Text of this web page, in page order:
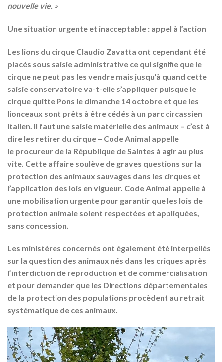
nouvelle vie. »
Une situation urgente et inacceptable : appel à l’action
Les lions du cirque Claudio Zavatta ont cependant été
placés sous saisie administrative ce qui signifie que le
cirque ne peut pas les vendre mais jusqu’à quand cette
saisie conservatoire va-t-elle s’appliquer puisque le
cirque quitte Pons le dimanche 14 octobre et que les
lionceaux sont prêts à être cédés à un parc circassien
italien. Il faut une saisie matérielle des animaux – c’est à
dire les retirer du cirque – Code Animal appelle
le procureur de la République de Saintes à agir au plus
vite. Cette affaire soulève de graves questions sur la
protection des animaux sauvages dans les cirques et
l’application des lois en vigueur. Code Animal appelle à
une mobilisation urgente pour garantir que les lois de
protection animale soient respectées et appliquées,
sans concession.
Les ministères concernés ont également été interpellés
sur la question des animaux nés dans les criques après
l’interdiction de reproduction et de commercialisation
et pour demander que les Directions départementales
de la protection des populations procèdent au retrait
systématique de ces animaux.